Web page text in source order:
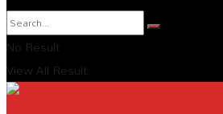
No Result
View All Result